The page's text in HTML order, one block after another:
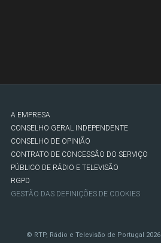
A EMPRESA
CONSELHO GERAL INDEPENDENTE
CONSELHO DE OPINIÃO
CONTRATO DE CONCESSÃO DO SERVIÇO
PÚBLICO DE RÁDIO E TELEVISÃO
RGPD
GESTÃO DAS DEFINIÇÕES DE COOKIES
© RTP, Rádio e Televisão de Portugal 2026